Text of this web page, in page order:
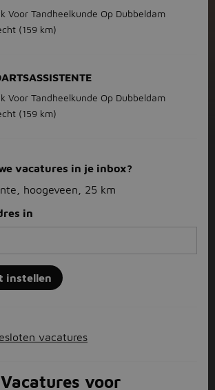
Voor Tandheelkunde Op Dubbeldam
(159 km)
Voor Tandheelkunde Op Dubbeldam
(159 km)
vacatures in je inbox?
hoogeveen, 25 km
in
instellen
vacatures
Vacatures voor